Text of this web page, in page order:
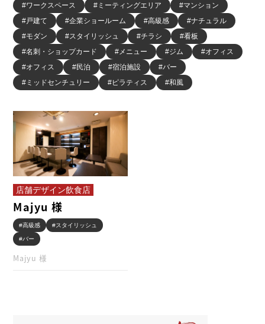
#ワークスペース
#ミーティングエリア
#マンション
#戸建て
#企業ショールーム #高級感
#ナチュラル
#モダン
#スタイリッシュ #チラシ
#看板
#名刺・ショップカード
#メニュー #ジム
#オフィス
#オフィス
#民泊 #宿泊施設
#バー
#ミッドセンチュリー
#ピラティス #和風
店舗デザイン飲食店
Majyu 様
#高級感 #スタイリッシュ
#バー
Majyu 様